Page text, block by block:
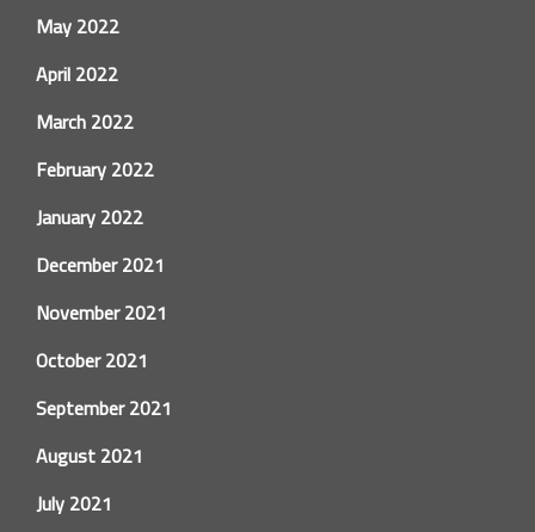
May 2022
April 2022
March 2022
February 2022
January 2022
December 2021
November 2021
October 2021
September 2021
August 2021
July 2021